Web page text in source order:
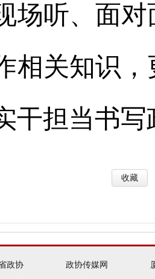
场听、面
相关知识
干担当书
收藏
政协 政协传媒网